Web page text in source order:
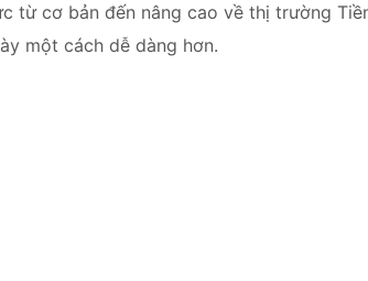
từ cơ bản đến nâng cao về thị trường
một cách dễ dàng hơn.